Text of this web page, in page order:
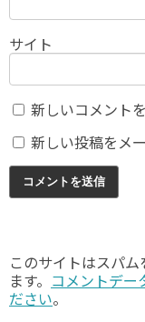
サイト
新しいコメント
新しい投稿をメ
このサイトはスパ
ます。 コメントデー
ださい。